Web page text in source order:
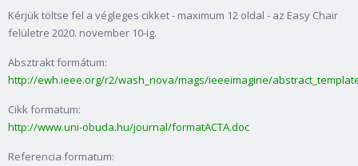
Kérjük töltse fel a végleges cikket - maximum 12 oldal - az Easy Chair
felületre 2020. november 10-ig.
Absztrakt formátum:
http://ewh.ieee.org/r2/wash_nova/mags/ieeeimagine/
Cikk formatum:
http://www.uni-obuda.hu/journal/formatACTA.doc
Referencia formatum: